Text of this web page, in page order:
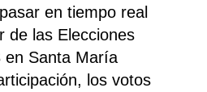
en tiempo real
de las Elecciones
en Santa María
los votos